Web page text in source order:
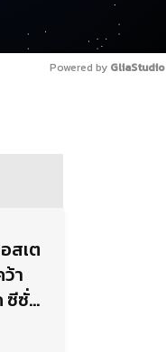
Powered by
สเต
า
ซีซั่น